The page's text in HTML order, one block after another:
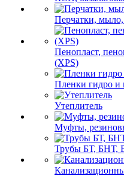
Перчатки,
Пенопласт,
(XPS)
Пленки гидро и
Утеплитель
Муфты,
Трубы БТ, БНТ,